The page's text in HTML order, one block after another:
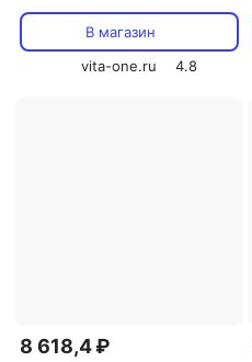
CONCEPT 250мл+125мл
В магазин
vita-one.ru
4.8
8 618,4 ₽